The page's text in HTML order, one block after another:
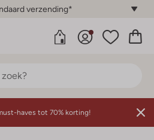
verzending*
haves tot 70% korting!